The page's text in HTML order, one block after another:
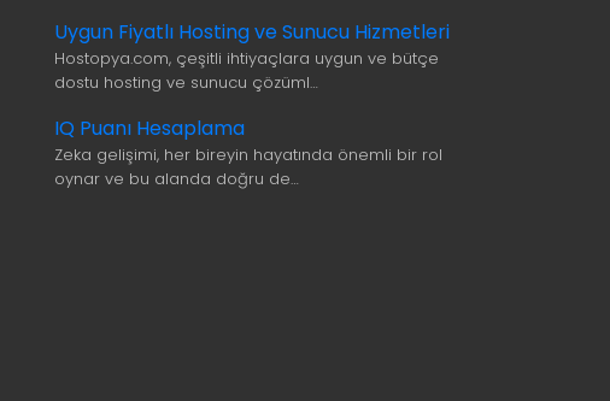
Uygun Fiyatlı Hosting ve Sunucu Hizmetleri
Hostopya.com, çeşitli ihtiyaçlara uygun ve bütçe
dostu hosting ve sunucu çözüml…
IQ Puanı Hesaplama
Zeka gelişimi, her bireyin hayatında önemli bir rol
oynar ve bu alanda doğru de…